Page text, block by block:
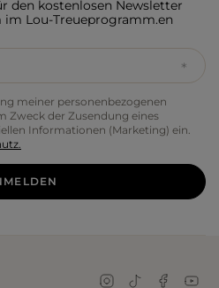
den kostenlosen Newsletter
im Lou-Treueprogramm.en
meiner personenbezogenen
Zweck der Zusendung eines
Informationen (Marketing) ein.